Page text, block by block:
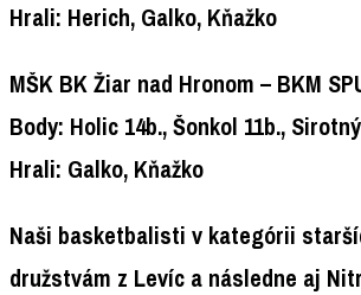
Hrali: Herich, Galko, Kňažko
MŠK BK Žiar nad Hronom – BKM
Body: Holic 14b., Šonkol 11b.,
Hrali: Galko, Kňažko
Naši basketbalisti v kategórii
družstvám z Levíc a následne aj